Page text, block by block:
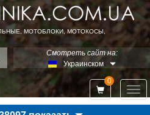
МОТОБЛОКИ, МОТОКОСЫ,
Смотреть сайт на:
Украинском
0